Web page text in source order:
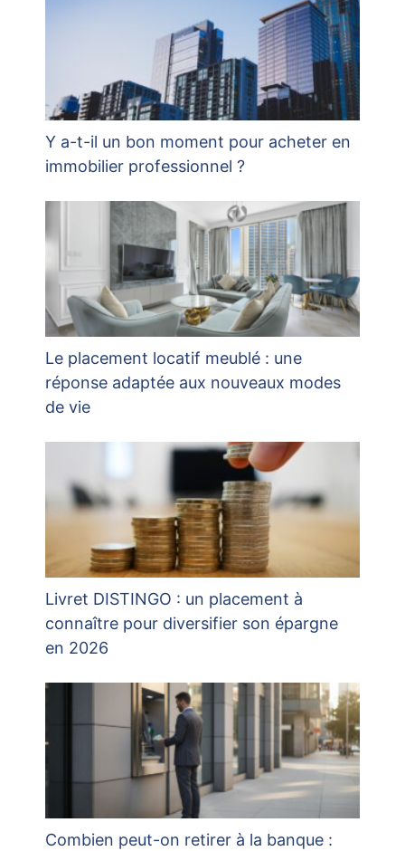
Y a-t-il un bon moment pour acheter en
immobilier professionnel ?
Le placement locatif meublé : une
réponse adaptée aux nouveaux modes
de vie
Livret DISTINGO : un placement à
connaître pour diversifier son épargne
en 2026
Combien peut-on retirer à la banque :